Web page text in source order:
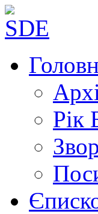
Рік